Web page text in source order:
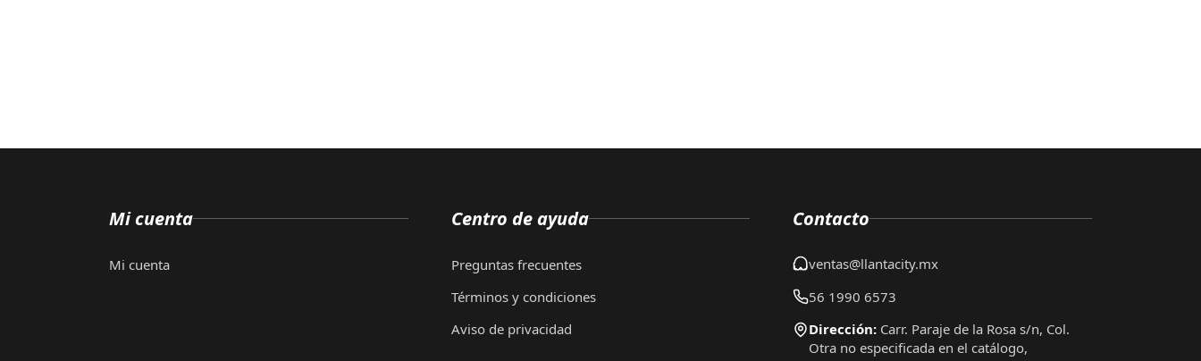
Mi cuenta
Mi cuenta
Centro de ayuda
Preguntas frecuentes
Términos y condiciones
Aviso de privacidad
Contacto
ventas@llantacity.mx
56 1990 6573
Dirección: Carr. Paraje de la Rosa s/n, Col.
Otra no especificada en el catálogo,